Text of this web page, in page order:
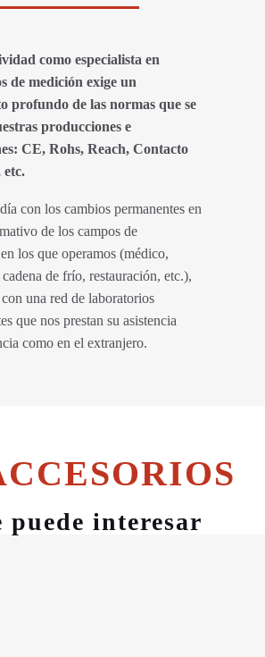
como especialista en
de medición exige un
profundo de las normas que se
producciones e
CE, Rohs, Reach, Contacto
etc.
con los cambios permanentes en
de los campos de
los que operamos (médico,
de frío, restauración, etc.),
una red de laboratorios
que nos prestan su asistencia
como en el extranjero.
puede interesar